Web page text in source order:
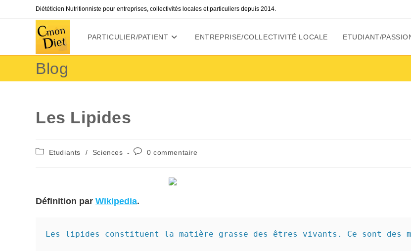
Diététicien Nutritionniste pour entreprises, collectivités locales et particuliers depuis 2014.
PARTICULIER/PATIENT ENTREPRISE/COLLECTIVITÉ LOCALE ETUDIANT/
Blog
Les Lipides
PostEtudiants / Sciences
Commentaires
publication :
0 commentaire
Définition par Wikipedia.
Les lipides constituent la matière grasse des êtres vivants. Ce sont des